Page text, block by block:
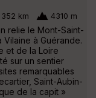
352 km 4310 m
relie le Mont-Saint-
à Guérande.
et de la Loire
sur un sentier
remarquables
Saint-Aubin-
de la capit »